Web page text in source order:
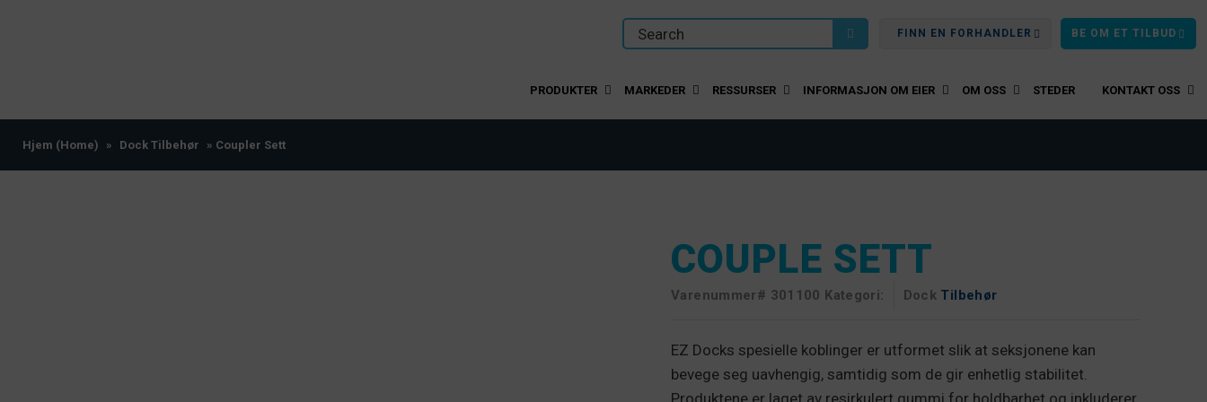
FINN EN FORHANDLER BE OM ET TILBUD
PRODUKTER MARKEDER RESSURSER INFORMASJON OM EIER OM OSS STEDER KONTAKT OSS
Hjem (Home) » Dock Tilbehør » Coupler Sett
COUPLE SETT
Varenummer# 301100 Kategori: Dock Tilbehør
EZ Docks spesielle koblinger er utformet slik at seksjonene kan
bevege seg uavhengig, samtidig som de gir enhetlig stabilitet.
Produktene er laget av resirkulert gummi for holdbarhet og inkluderer